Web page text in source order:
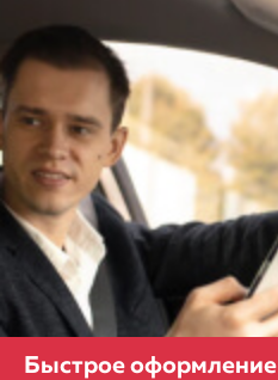
Быстрое оформление